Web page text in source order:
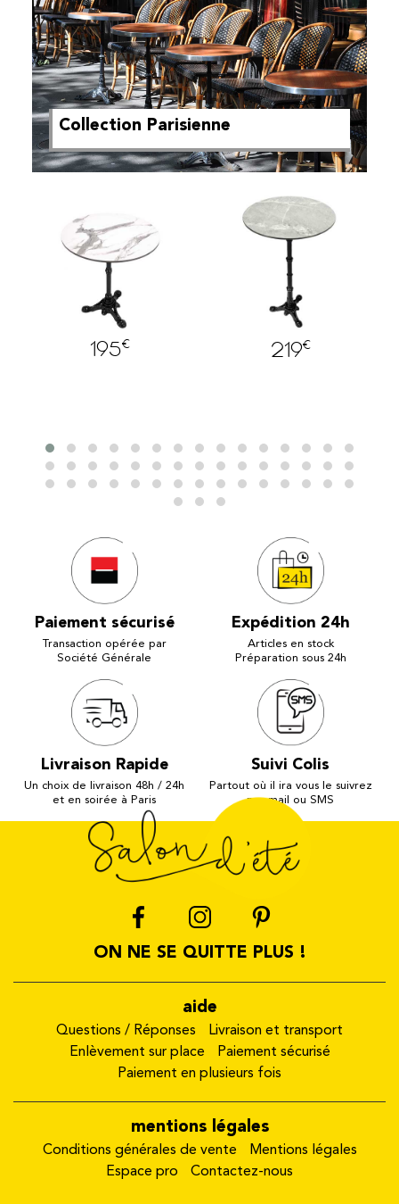
Collection Parisienne
195€ 219€
Paiement sécurisé
Transaction opérée par
Société Générale
Expédition 24h
Articles en stock
Préparation sous 24h
Livraison Rapide
Un choix de livraison 48h / 24h
et en soirée à Paris
Suivi Colis
Partout où il ira vous le suivrez
par mail ou SMS
ON NE SE QUITTE PLUS !
aide
Questions / Réponses
Livraison et transport
Enlèvement sur place
Paiement sécurisé
Paiement en plusieurs fois
mentions légales
Conditions générales de vente
Mentions légales
Espace pro
Contactez-nous